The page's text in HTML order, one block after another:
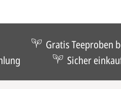
Gratis Teeproben
Sicher